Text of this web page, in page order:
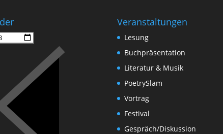
Veranstaltungen
Lesung
Buchpräsentation
Literatur & Musik
PoetrySlam
Vortrag
Festival
Gespräch/Diskussion